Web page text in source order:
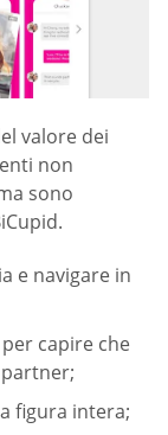
valore dei
non
sono
e navigare in
capire che
figura intera;